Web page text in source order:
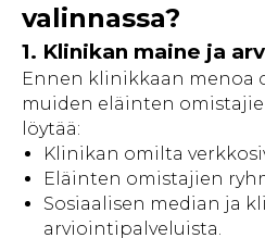
valinnassa?
1. Klinikan maine ja
Ennen klinikkaan menoa
muiden eläinten
löytää:
Klinikan omilta
Eläinten omistajien
Sosiaalisen median ja
arviointipalveluista.